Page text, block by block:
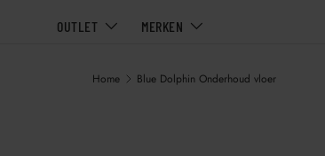
OUTLET MERKEN
Home Blue Dolphin Onderhoud vloer